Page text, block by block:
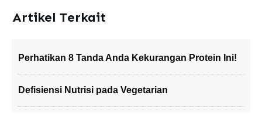
Artikel Terkait
Perhatikan 8 Tanda Anda Kekurangan Protein Ini!
Defisiensi Nutrisi pada Vegetarian